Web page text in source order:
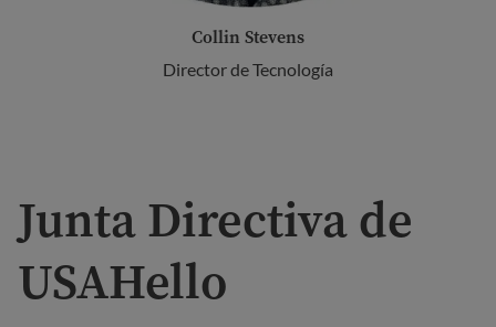
Collin Stevens
Director de Tecnología
Junta Directiva de
USAHello